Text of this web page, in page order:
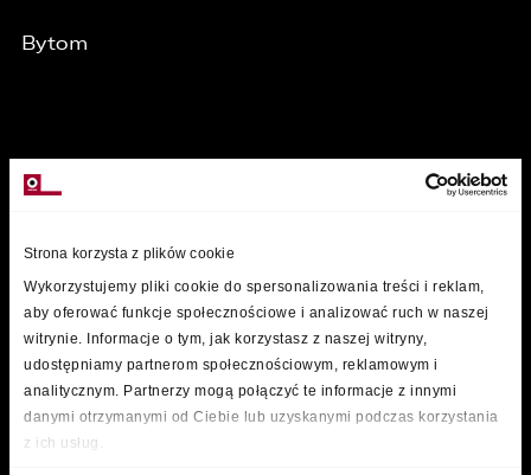
Strona korzysta z plików cookie
Wykorzystujemy pliki cookie do spersonalizowania treści i reklam,
aby oferować funkcje społecznościowe i analizować ruch w naszej
witrynie. Informacje o tym, jak korzystasz z naszej witryny,
udostępniamy partnerom społecznościowym, reklamowym i
analitycznym. Partnerzy mogą połączyć te informacje z innymi
danymi otrzymanymi od Ciebie lub uzyskanymi podczas korzystania
z ich usług.
Bytom
MARKI